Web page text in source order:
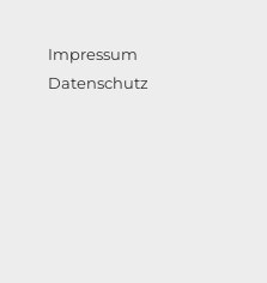
Impressum
Datenschutz